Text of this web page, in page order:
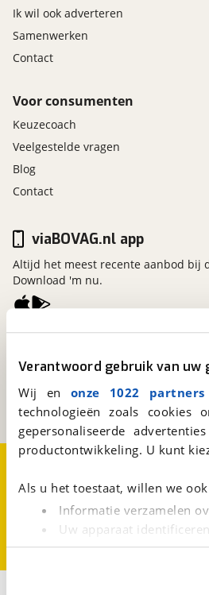
Verantwoord gebruik van uw
Wij en onze 1022 partners
technologieën zoals
gepersonaliseerde
productontwikkeling. U kunt
Als u het toestaat, willen we ook
Informatie verzamelen
Uw apparaat
Lees meer over hoe uw
Ik wil ook adverteren
Samenwerken
Contact
Voor consumenten
Keuzecoach
Veelgestelde vragen
Blog
Contact
Kosterijland15
Bunnik
Een initiatief van
BOVAG
viaBOVAG.nl app
Altijd het meest recente aanbod bij
Download 'm nu.
Over viaBOVAG.nl
Disclaimer- en